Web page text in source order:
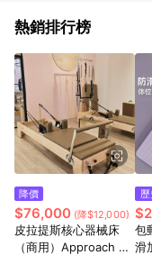
熱銷排行榜
降價
$76,000 (降$12,000)
皮拉提斯核心器械床
（商用）Approach Pil
包
滑